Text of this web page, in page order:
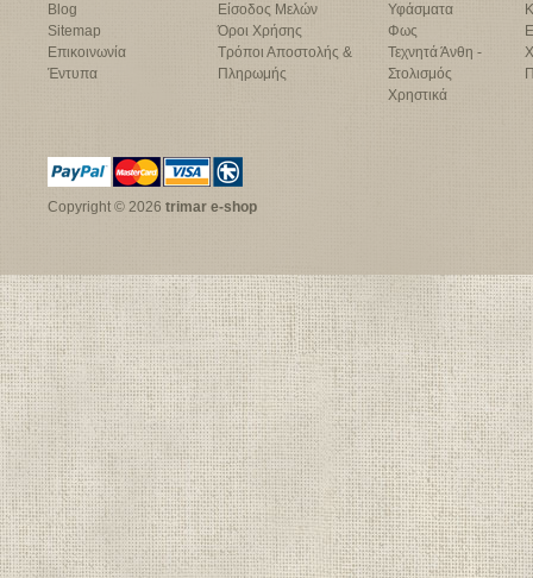
Blog
Sitemap
Επικοινωνία
Έντυπα
Είσοδος Μελών
Όροι Χρήσης
Τρόποι Αποστολής &
Πληρωμής
Υφάσματα
Φως
Τεχνητά Άνθη -
Στολισμός
Χρηστικά
Copyright © 2026 trimar e-shop